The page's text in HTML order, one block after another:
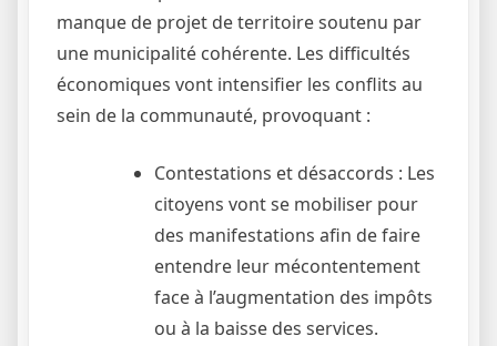
manque de projet de territoire soutenu par
une municipalité cohérente. Les difficultés
économiques vont intensifier les conflits au
sein de la communauté, provoquant :
Contestations et désaccords : Les
citoyens vont se mobiliser pour
des manifestations afin de faire
entendre leur mécontentement
face à l’augmentation des impôts
ou à la baisse des services.